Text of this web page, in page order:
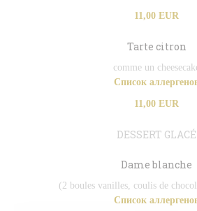
11,00 EUR
Tarte citron
comme un
Список
11,00 EUR
DESSERT GLACÉ
Dame blanche
(2 boules vanilles, coulis de
Список